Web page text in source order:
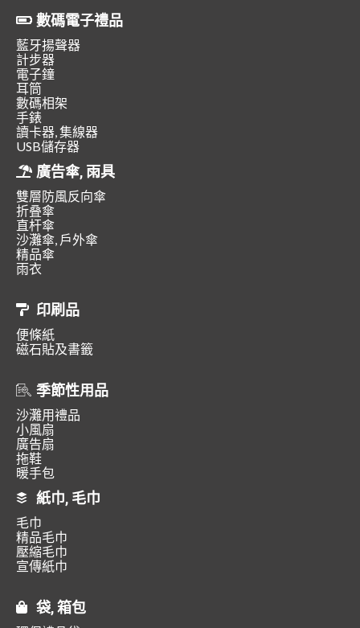
數碼電子禮品
藍牙揚聲器
計步器
電子鐘
耳筒
數碼相架
手錶
讀卡器, 集線器
USB儲存器
廣告傘, 雨具
雙層防風反向傘
折叠傘
直杆傘
沙灘傘, 戶外傘
精品傘
雨衣
印刷品
便條紙
磁石貼及書籤
季節性用品
沙灘用禮品
小風扇
廣告扇
拖鞋
暖手包
紙巾, 毛巾
毛巾
精品毛巾
壓縮毛巾
宣傳紙巾
袋, 箱包